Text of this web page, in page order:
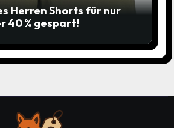
Herren Shorts für nur
40 % gespart!